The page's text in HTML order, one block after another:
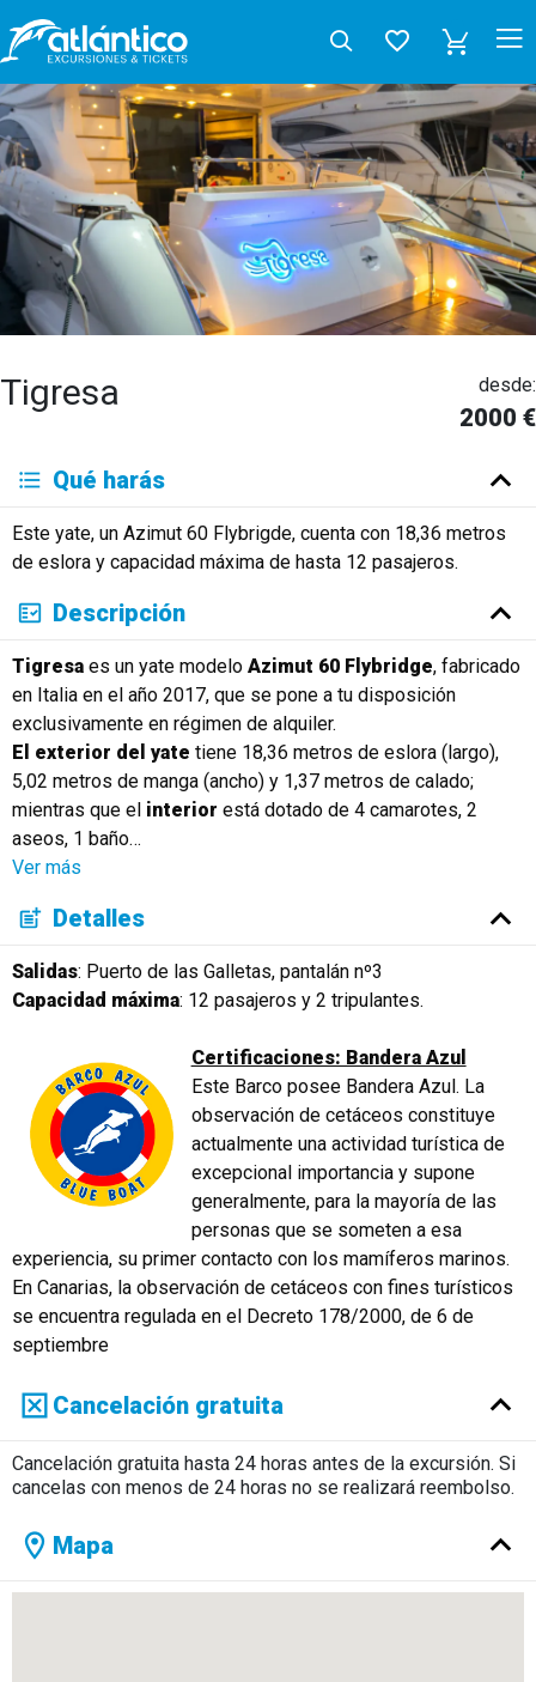
Tigresa desde:
2000 €
Qué harás
Este yate, un Azimut 60 Flybrigde, cuenta con 18,36 metros
de eslora y capacidad máxima de hasta 12 pasajeros.
Descripción
Tigresa es un yate modelo Azimut 60 Flybridge, fabricado
en Italia en el año 2017, que se pone a tu disposición
exclusivamente en régimen de alquiler.
El exterior del yate tiene 18,36 metros de eslora (largo),
5,02 metros de manga (ancho) y 1,37 metros de calado;
mientras que el interior está dotado de 4 camarotes, 2
aseos, 1 baño…
Ver más
Detalles
Salidas: Puerto de las Galletas, pantalán nº3
Capacidad máxima: 12 pasajeros y 2 tripulantes.
Certificaciones: Bandera Azul
Este Barco posee Bandera Azul. La
observación de cetáceos constituye
actualmente una actividad turística de
excepcional importancia y supone
generalmente, para la mayoría de las
personas que se someten a esa
experiencia, su primer contacto con los mamíferos marinos.
En Canarias, la observación de cetáceos con fines turísticos
se encuentra regulada en el Decreto 178/2000, de 6 de
septiembre
Cancelación gratuita
Cancelación gratuita hasta 24 horas antes de la excursión. Si
cancelas con menos de 24 horas no se realizará reembolso.
Mapa